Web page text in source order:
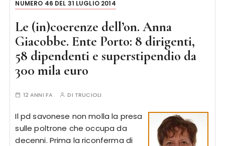
NUMERO 46 DEL 31 LUGLIO 2014
Le (in)coerenze dell’on. Anna
Giacobbe. Ente Porto: 8 dirigenti,
58 dipendenti e superstipendio da
300 mila euro
12 ANNI FA DI TRUCIOLI
Il pd savonese non molla la presa
sulle poltrone che occupa da
decenni. Prima la riconferma di